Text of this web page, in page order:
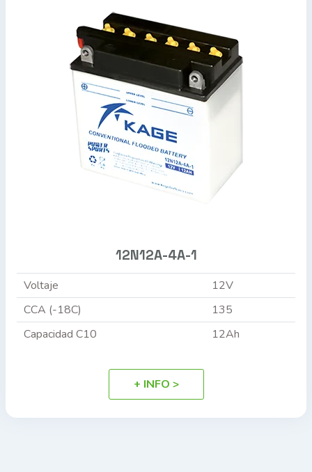
12N12A-4A-1
Voltaje
12V
CCA (-18C)
135
Capacidad C10
12Ah
+ INFO >